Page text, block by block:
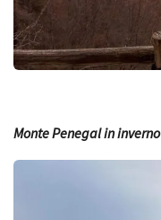
Monte Penegal in inverno